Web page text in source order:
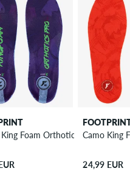
Soletta
King Foam Orthotics Fluid X2
Camo King
24,99 EUR